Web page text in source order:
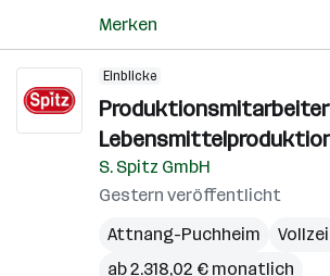
Merken
Einblicke
S. Spitz GmbH
Gestern veröffentlicht
Attnang-Puchheim
ab 2.318,02 € monatlich